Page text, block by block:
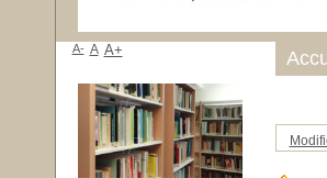
A- A A+